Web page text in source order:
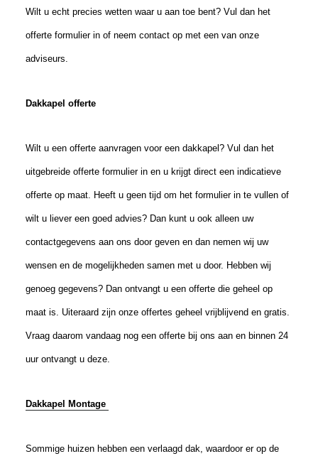
Wilt u echt precies wetten waar u aan toe bent? Vul dan het
offerte formulier in of neem contact op met een van onze
adviseurs.
Dakkapel offerte
Wilt u een offerte aanvragen voor een dakkapel? Vul dan het
uitgebreide offerte formulier in en u krijgt direct een indicatieve
offerte op maat. Heeft u geen tijd om het formulier in te vullen of
wilt u liever een goed advies? Dan kunt u ook alleen uw
contactgegevens aan ons door geven en dan nemen wij uw
wensen en de mogelijkheden samen met u door. Hebben wij
genoeg gegevens? Dan ontvangt u een offerte die geheel op
maat is. Uiteraard zijn onze offertes geheel vrijblijvend en gratis.
Vraag daarom vandaag nog een offerte bij ons aan en binnen 24
uur ontvangt u deze.
Dakkapel Montage
Sommige huizen hebben een verlaagd dak, waardoor er op de